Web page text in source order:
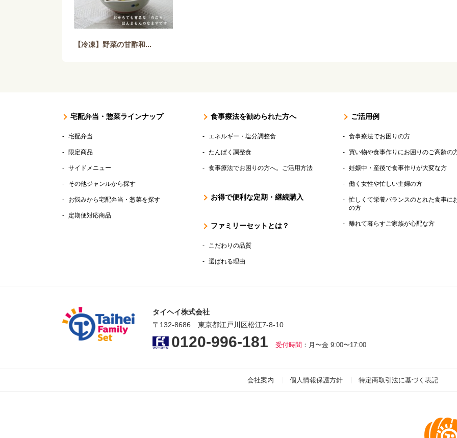
【冷凍】野菜の甘酢和...
宅配弁当・惣菜ラインナップ
宅配弁当
限定商品
サイドメニュー
その他ジャンルから探す
お悩みから宅配弁当・惣菜を探す
定期便対応商品
食事療法を勧められた方へ
エネルギー・塩分調整食
たんぱく調整食
食事療法でお困りの方へ。ご活用方法
お得で便利な定期・継続購入
ファミリーセットとは？
こだわりの品質
選ばれる理由
ご活用例
食事療法でお困りの方
買い物や食事作りにお困りのご高齢の
妊娠中・産後で食事作りが大変な方
働く女性や忙しい主婦の方
忙しくて栄養バランスのとれた食事に
の方
離れて暮らすご家族が心配な方
タイヘイ株式会社
〒132-8686 東京都江戸川区松江7-8-10
0120-996-181 受付時間 ：月〜金 9:00〜17:00
会社案内 個人情報保護方針 特定商取引法に基づく表記